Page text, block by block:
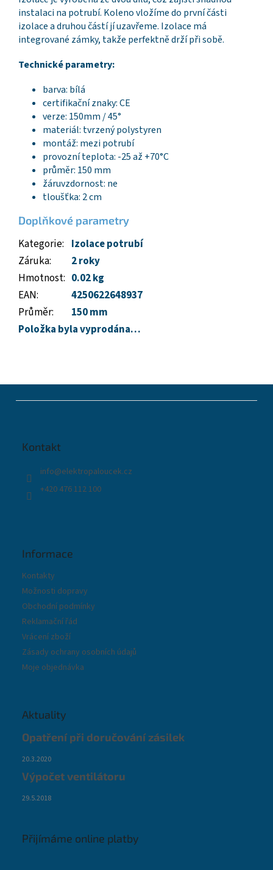
instalaci na potrubí. Koleno vložíme do první části
izolace a druhou částí jí uzavřeme. Izolace má
integrované zámky, takže perfektně drží při sobě.
Technické parametry:
barva: bílá
certifikační znaky: CE
verze: 150mm / 45°
materiál: tvrzený polystyren
montáž: mezi potrubí
provozní teplota: -25 až +70°C
průměr: 150 mm
žáruvzdornost: ne
tloušťka: 2 cm
Doplňkové parametry
Kategorie: Izolace potrubí
Záruka:
2 roky
Hmotnost: 0.02 kg
EAN:
4250622648937
Průměr:
150 mm
Položka byla vyprodána…
Kontakt
info@elektropaloucek.cz
+420 476 112 100
Informace
Kontakty
Možnosti dopravy
Obchodní podmínky
Reklamační řád
Vrácení zboží
Zásady ochrany osobních údajů
Moje objednávka
Aktuality
Opatření při doručování zásilek
20.3.2020
Výpočet ventilátoru
29.5.2018
Přijímáme online platby